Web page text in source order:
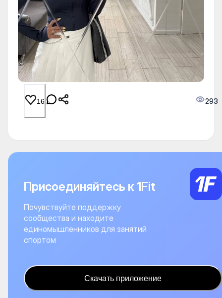
16 293
Присоединяйтесь к 1Fit
Почувствуйте поддержку
сообщества и находите
единомышленников для занятий
спортом
Скачать приложение